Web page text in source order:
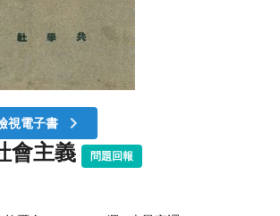
視電子書
會主義 問題回報